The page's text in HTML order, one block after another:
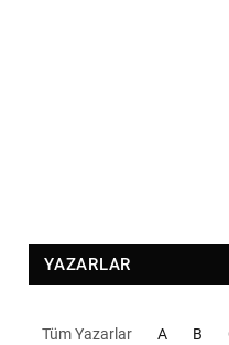
YAZARLAR
Tüm Yazarlar A B